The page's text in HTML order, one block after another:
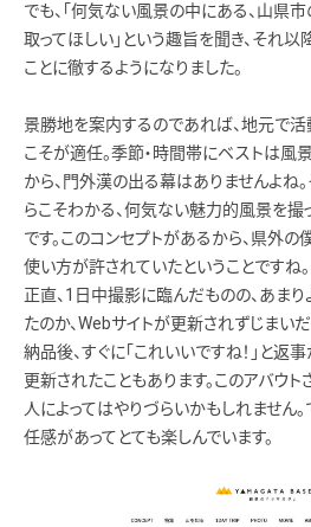
でも、「何気ない風景の中にある、山県
取ってほしい」という趣旨を聞き、それ
ことに徹するようになりました。
景勝地を案内するのであれば、地元で活
こそが適任。季節・時間帯にベストは風
から、門外漢の出る幕はありませんよね
らこそわかる、何気ない魅力的風景を撮
です。このコンセプトがあるから、県外
使い方が許されていたということですね。
正直、1日中撮影に臨んだものの、あま
たのか、Webサイトが更新されずじまい
納品後、すぐに「これいいですね！」と返
更新されたこともあります。このアバウト
人によってはやりづらいかもしれません。
任感があってとても楽しんでいます。